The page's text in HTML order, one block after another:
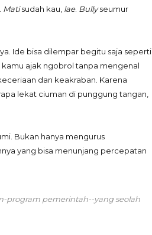
Matisudah kau, lae. Bullyseumur
Ide bisa dilempar begitu saja seperti
ajak ngobrol tanpa mengenal
dan keakraban. Karena
lekat ciuman di punggung tangan,
Bukan hanya mengurus
yang bisa menunjang percepatan
program pemerintah--yang seolah